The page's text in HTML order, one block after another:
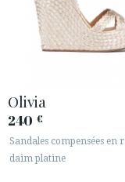
Olivia
240 €
Sandales compensées en
daim platine